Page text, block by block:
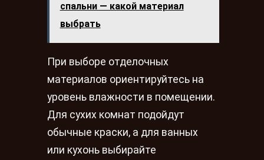
спальни — какой материал
выбрать
При выборе отделочных
материалов ориентируйтесь на
уровень влажности в помещении.
Для сухих комнат подойдут
обычные краски, а для ванных
или кухонь выбирайте